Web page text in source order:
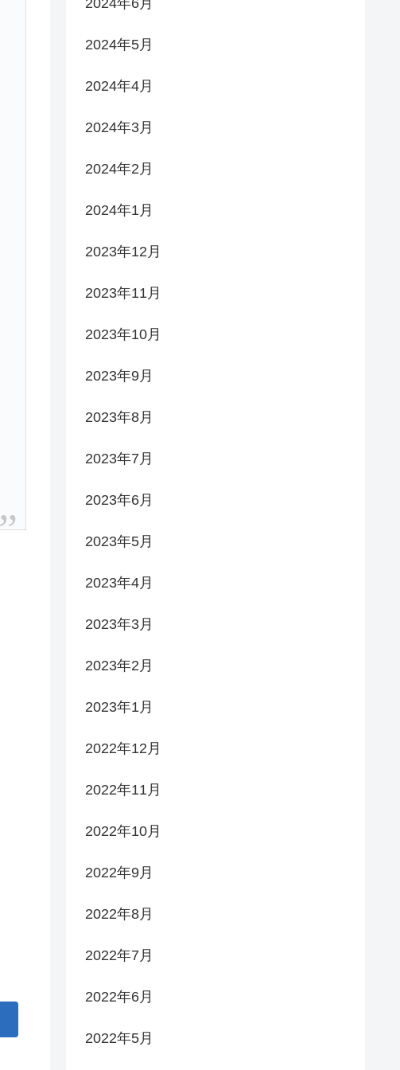
2024年5月
2024年4月
2024年3月
2024年2月
2024年1月
2023年12月
2023年11月
2023年10月
2023年9月
2023年8月
2023年7月
2023年6月
2023年5月
2023年4月
2023年3月
2023年2月
2023年1月
2022年12月
2022年11月
2022年10月
2022年9月
2022年8月
2022年7月
2022年6月
2022年5月